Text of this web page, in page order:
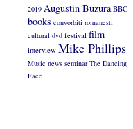
2019 Augustin Buzura BBC
books convorbiti romanesti
cultural dvd festival film
interview Mike Phillips
Music news seminar The Dancing
Face